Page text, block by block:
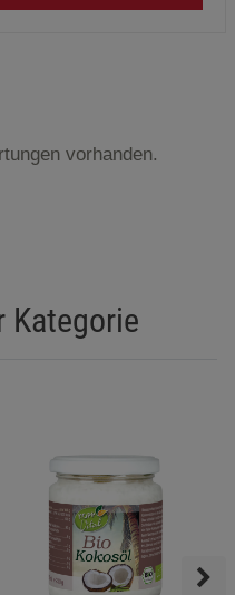
vorhanden.
Kategorie